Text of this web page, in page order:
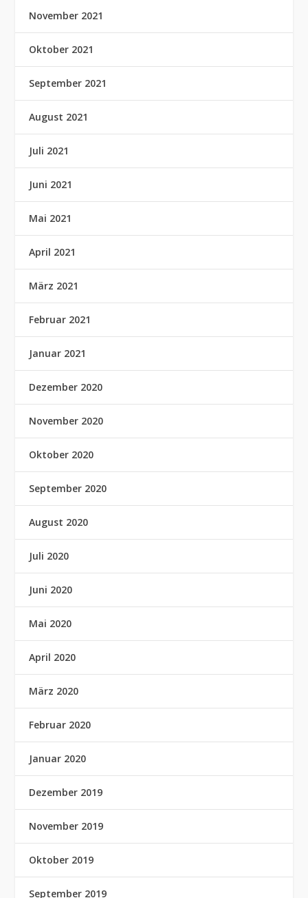
November 2021
Oktober 2021
September 2021
August 2021
Juli 2021
Juni 2021
Mai 2021
April 2021
März 2021
Februar 2021
Januar 2021
Dezember 2020
November 2020
Oktober 2020
September 2020
August 2020
Juli 2020
Juni 2020
Mai 2020
April 2020
März 2020
Februar 2020
Januar 2020
Dezember 2019
November 2019
Oktober 2019
September 2019